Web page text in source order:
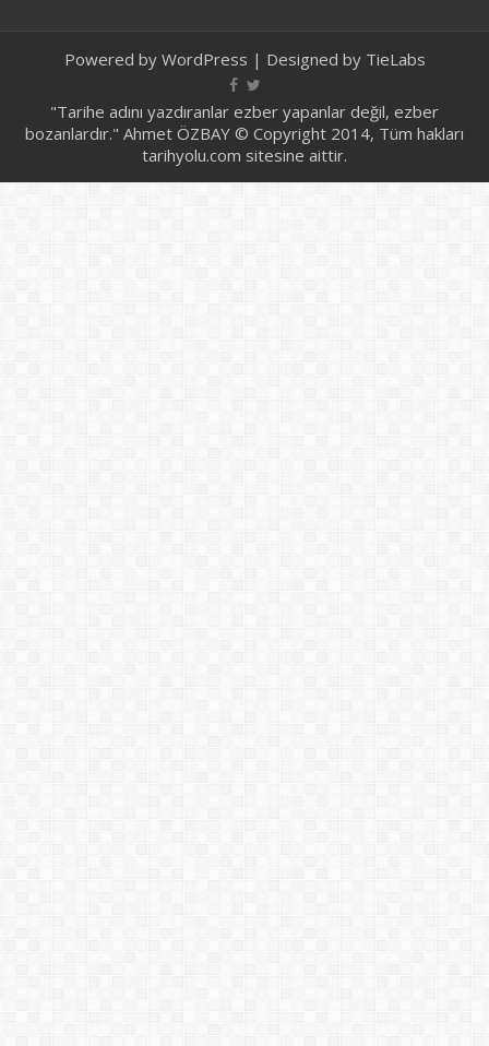
Powered by WordPress | Designed by TieLabs
"Tarihe adını yazdıranlar ezber yapanlar değil, ezber
bozanlardır." Ahmet ÖZBAY © Copyright 2014, Tüm hakları
tarihyolu.com sitesine aittir.